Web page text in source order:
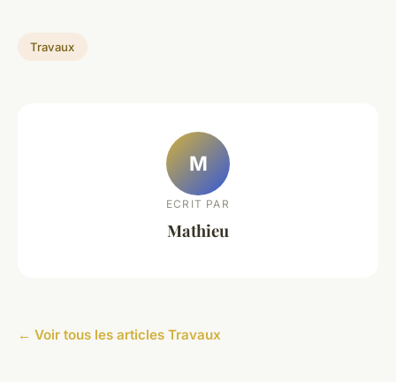
Travaux
M
ECRIT PAR
Mathieu
← Voir tous les articles Travaux